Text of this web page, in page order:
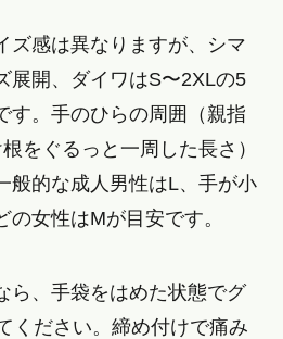
ズ感は異なりますが、シマ
展開、ダイワはS〜2XLの5
す。手のひらの周囲（親指
をぐるっと一周した長さ）
般的な成人男性はL、手が小
女性はMが目安です。
ら、手袋をはめた状態でグ
ください。締め付けで痛み